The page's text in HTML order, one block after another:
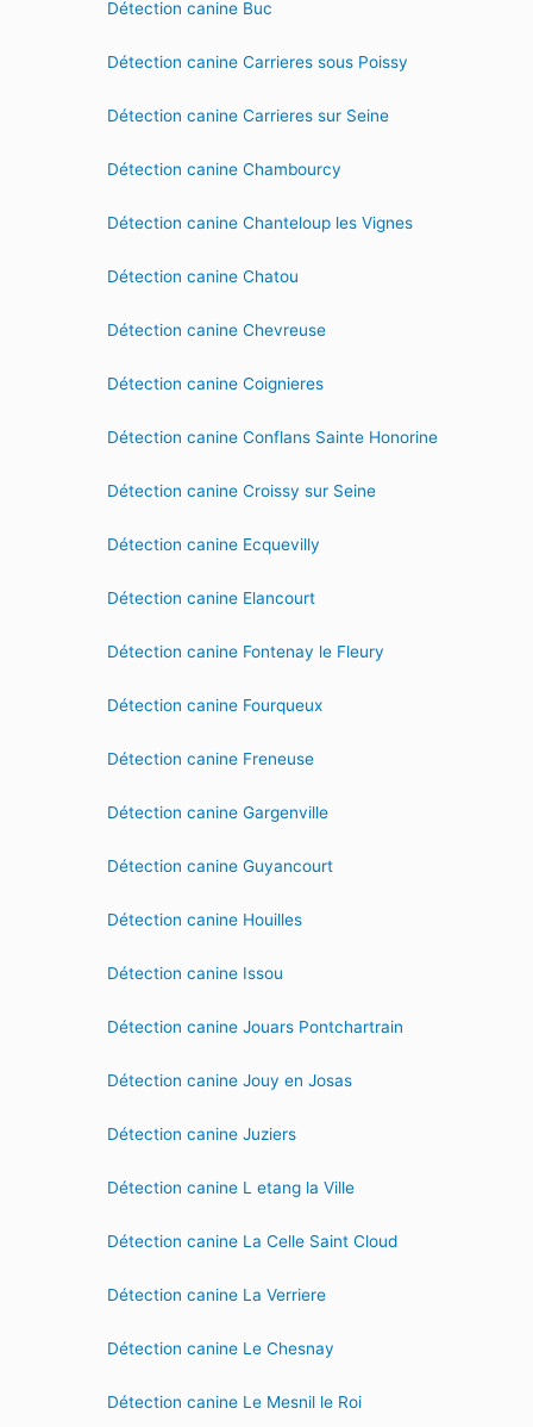
Détection canine Buc
Détection canine Carrieres sous Poissy
Détection canine Carrieres sur Seine
Détection canine Chambourcy
Détection canine Chanteloup les Vignes
Détection canine Chatou
Détection canine Chevreuse
Détection canine Coignieres
Détection canine Conflans Sainte Honorine
Détection canine Croissy sur Seine
Détection canine Ecquevilly
Détection canine Elancourt
Détection canine Fontenay le Fleury
Détection canine Fourqueux
Détection canine Freneuse
Détection canine Gargenville
Détection canine Guyancourt
Détection canine Houilles
Détection canine Issou
Détection canine Jouars Pontchartrain
Détection canine Jouy en Josas
Détection canine Juziers
Détection canine L etang la Ville
Détection canine La Celle Saint Cloud
Détection canine La Verriere
Détection canine Le Chesnay
Détection canine Le Mesnil le Roi